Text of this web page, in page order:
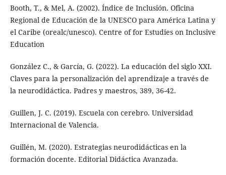
Booth, T., & Mel, A. (2002). Índice de Inclusión. Oficina
Regional de Educación de la UNESCO para América Latina y
el Caribe (orealc/unesco). Centre of for Estudies on Inclusive
Education
González C., & García, G. (2022). La educación del siglo XXI.
Claves para la personalización del aprendizaje a través de
la neurodidáctica. Padres y maestros, 389, 36-42.
Guillen, J. C. (2019). Escuela con cerebro. Universidad
Internacional de Valencia.
Guillén, M. (2020). Estrategias neurodidácticas en la
formación docente. Editorial Didáctica Avanzada.